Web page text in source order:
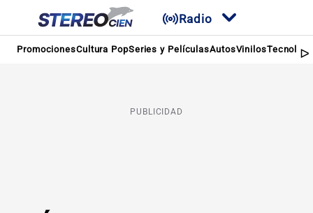
Radio
PromocionesCultura PopSeries y PelículasAutosVinilos
PUBLICIDAD